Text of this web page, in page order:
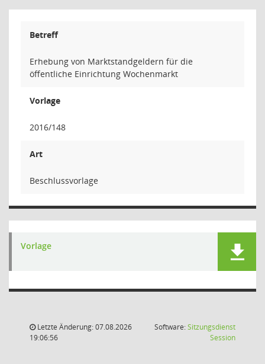
Betreff
Erhebung von Marktstandgeldern für die
öffentliche Einrichtung Wochenmarkt
Vorlage
2016/148
Art
Beschlussvorlage
Vorlage
Letzte Änderung: 07.08.2026
19:06:56
Software:Sitzungsdienst
Session(Wird in